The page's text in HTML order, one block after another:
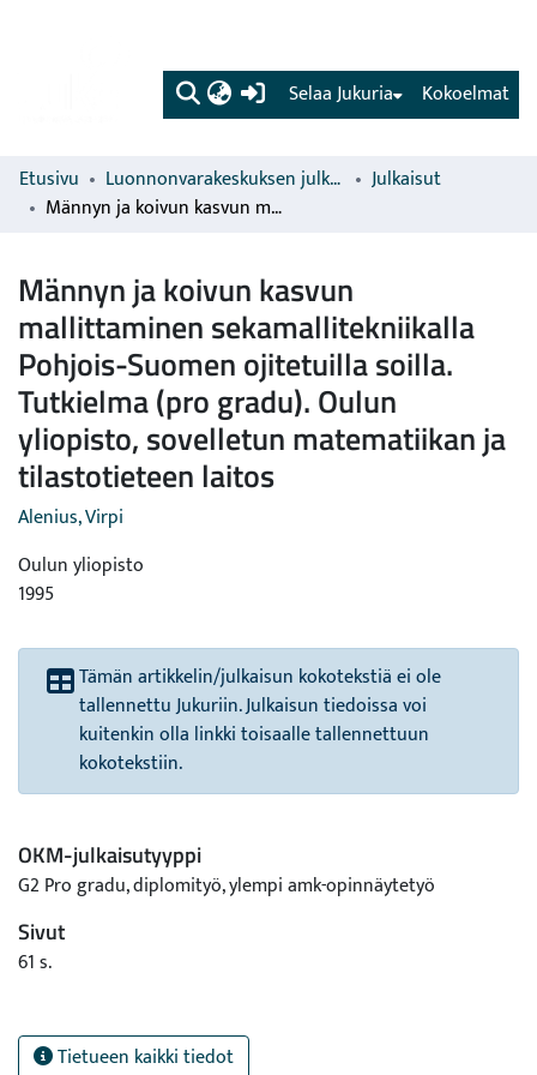
(current) Kokoelmat
Selaa Jukuria
Etusivu Luonnonvarakeskuksen julkaisut
Julkaisut
Männyn ja koivun kasvun mallittaminen sekamallitekniikalla Pohjois-Suomen ojitetuilla soilla. Tutkielma (pro gradu). Oulun yliopisto, sovelletun matematiikan ja tilastotieteen laitos
Männyn ja koivun kasvun
mallittaminen sekamallitekniikalla
Pohjois-Suomen ojitetuilla soilla.
Tutkielma (pro gradu). Oulun
yliopisto, sovelletun matematiikan ja
tilastotieteen laitos
Alenius, Virpi
Oulun yliopisto
1995
Tämän artikkelin/julkaisun kokotekstiä ei ole
tallennettu Jukuriin. Julkaisun tiedoissa voi
kuitenkin olla linkki toisaalle tallennettuun
kokotekstiin.
OKM-julkaisutyyppi
G2 Pro gradu, diplomityö, ylempi amk-opinnäytetyö
Sivut
61 s.
Tietueen kaikki tiedot